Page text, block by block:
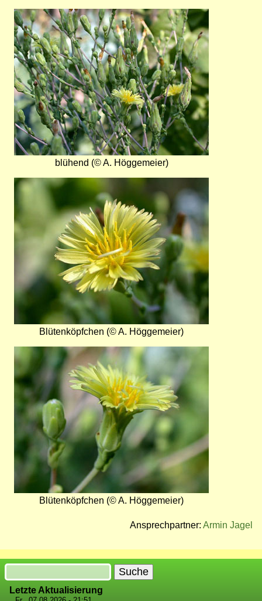
Bild
blühend (© A. Höggemeier)
Bild
Blütenköpfchen (© A. Höggemeier)
Blütenköpfchen (© A. Höggemeier)
Ansprechpartner: Armin Jagel
Suche
Letzte Aktualisierung